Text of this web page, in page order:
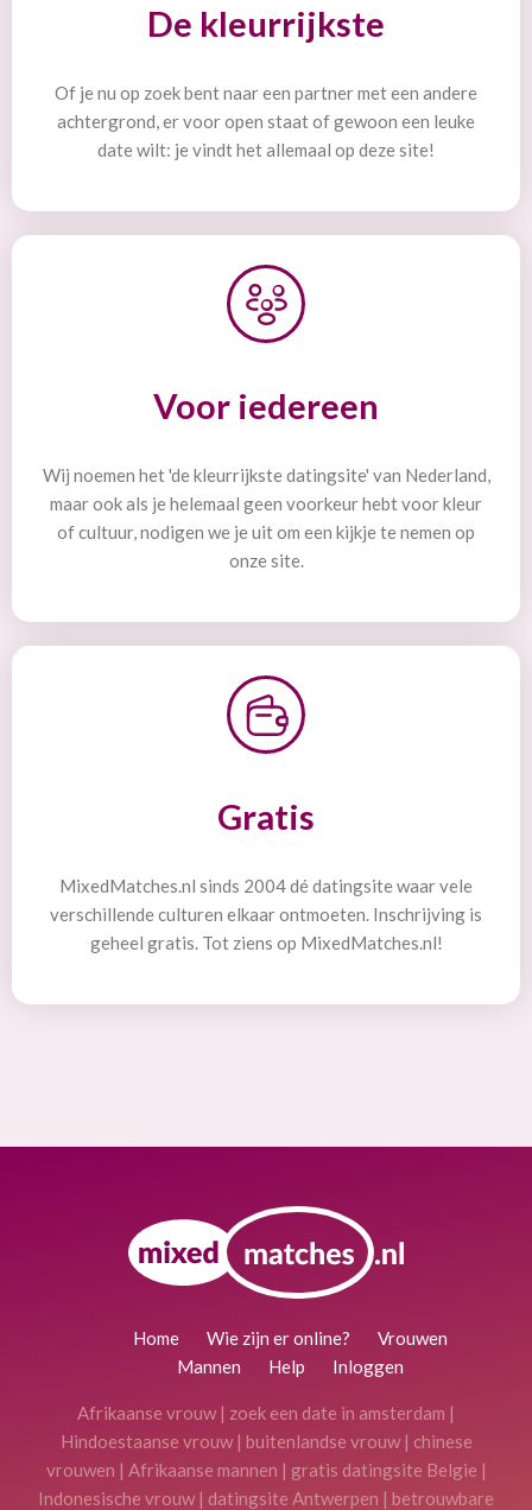
De kleurrijkste
Of je nu op zoek bent naar een partner met een andere
achtergrond, er voor open staat of gewoon een leuke
date wilt: je vindt het allemaal op deze site!
Voor iedereen
Wij noemen het 'de kleurrijkste datingsite' van Nederland,
maar ook als je helemaal geen voorkeur hebt voor kleur
of cultuur, nodigen we je uit om een kijkje te nemen op
onze site.
Gratis
MixedMatches.nl sinds 2004 dé datingsite waar vele
verschillende culturen elkaar ontmoeten. Inschrijving is
geheel gratis. Tot ziens op MixedMatches.nl!
Home Wie zijn er online?
Vrouwen
Mannen
Help Inloggen
Afrikaanse vrouw | zoek een date in amsterdam |
Hindoestaanse vrouw | buitenlandse vrouw | chinese
vrouwen | Afrikaanse mannen | gratis datingsite Belgie |
Indonesische vrouw | datingsite Antwerpen | betrouwbare